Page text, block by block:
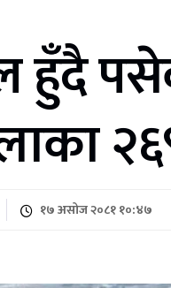
हुँँदै
१७ असोज २०८१ १०:४७